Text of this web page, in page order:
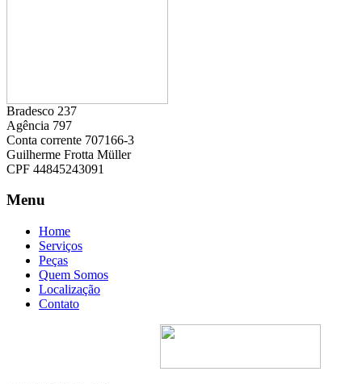
Bradesco 237
Agência 797
Conta corrente 707166-3
Guilherme Frotta Müller
CPF 44845243091
Menu
Home
Serviços
Peças
Quem Somos
Localização
Contato